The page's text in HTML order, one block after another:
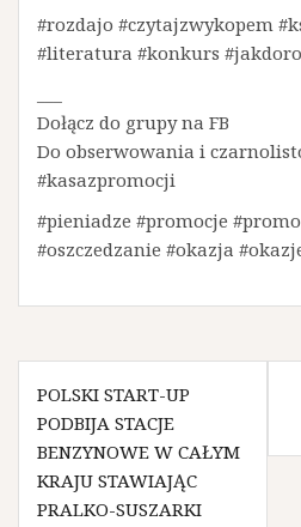
#rozdajo #czytajzwykopem
#literatura #konkurs
Dołącz do grupy na FB
Do obserwowania i
#kasazpromocji
#pieniadze #promocje
#oszczedzanie #okazja
N
w
POLSKI START-UP
PODBIJA STACJE
BENZYNOWE W CAŁYM
KRAJU STAWIAJĄC
PRALKO-SUSZARKI